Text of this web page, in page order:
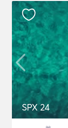
SPX 24